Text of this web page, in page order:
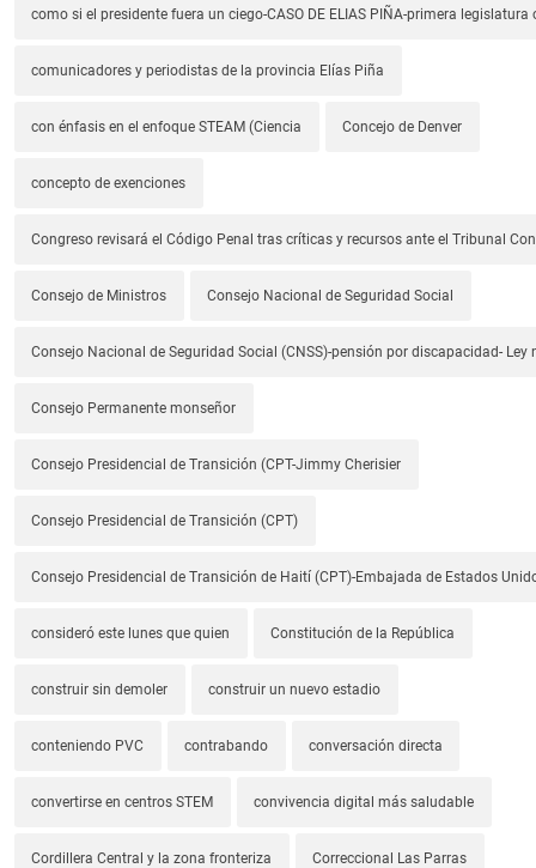
como si el presidente fuera un ciego-CASO DE ELIAS PIÑA-primera legislatura
comunicadores y periodistas de la provincia Elías Piña
con énfasis en el enfoque STEAM (Ciencia Concejo de Denver
concepto de exenciones
Congreso revisará el Código Penal tras críticas y recursos ante el Tribunal
Consejo de Ministros Consejo Nacional de Seguridad Social
Consejo Nacional de Seguridad Social (CNSS)-pensión por discapacidad- Ley
Consejo Permanente monseñor
Consejo Presidencial de Transición (CPT-Jimmy Cherisier
Consejo Presidencial de Transición (CPT)
Consejo Presidencial de Transición de Haití (CPT)-Embajada de Estados
consideró este lunes que quien Constitución de la República
construir sin demoler construir un nuevo estadio
conteniendo PVC contrabando conversación directa
convertirse en centros STEM convivencia digital más saludable
Cordillera Central y la zona fronteriza Correccional Las Parras